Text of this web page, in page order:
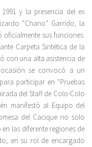
y la presencia del ex
“Chano” Garrido, la
sus funciones.
Carpeta Sintética de la
con una alta asistencia de
se convocó a un
participar en “Pruebas
del Staff de Colo-Colo
manifestó al Equipo del
del Cacique no solo
las diferente regiones de
en su rol de encargado